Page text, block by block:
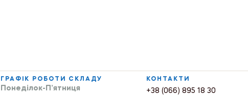
ГРАФІК РОБОТИ СКЛАДУ
Понеділок-П’ятниця
КОНТАКТИ
+38 (066) 895 18 30